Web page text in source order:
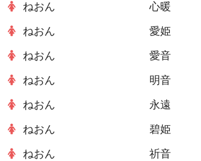
ねおん 心暖
ねおん 愛姫
ねおん 愛音
ねおん 明音
ねおん 永遠
ねおん 碧姫
ねおん 祈音